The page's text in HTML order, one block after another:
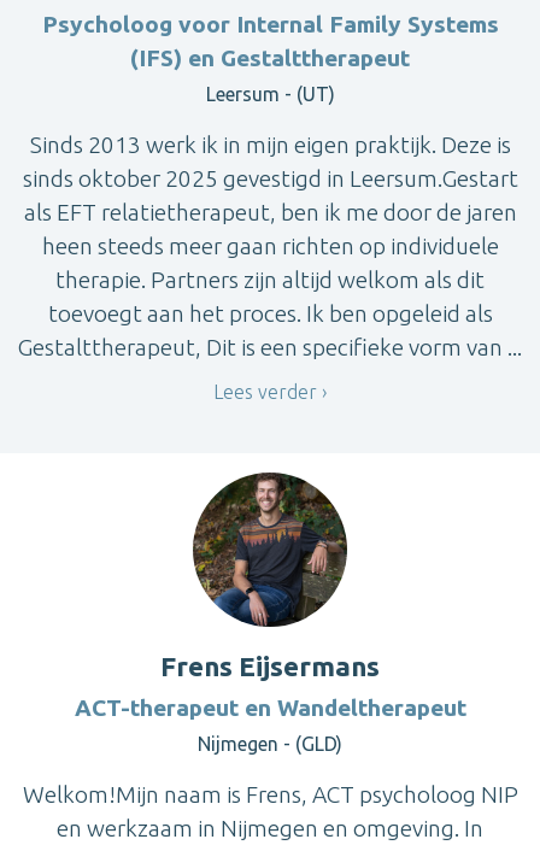
Psycholoog voor Internal Family Systems
(IFS) en Gestalttherapeut
Leersum - (UT)
Sinds 2013 werk ik in mijn eigen praktijk. Deze is
sinds oktober 2025 gevestigd in Leersum.Gestart
als EFT relatietherapeut, ben ik me door de jaren
heen steeds meer gaan richten op individuele
therapie. Partners zijn altijd welkom als dit
toevoegt aan het proces. Ik ben opgeleid als
Gestalttherapeut, Dit is een specifieke vorm van ...
Lees verder
Frens Eijsermans
ACT-therapeut en Wandeltherapeut
Nijmegen - (GLD)
Welkom!Mijn naam is Frens, ACT psycholoog NIP
en werkzaam in Nijmegen en omgeving. In